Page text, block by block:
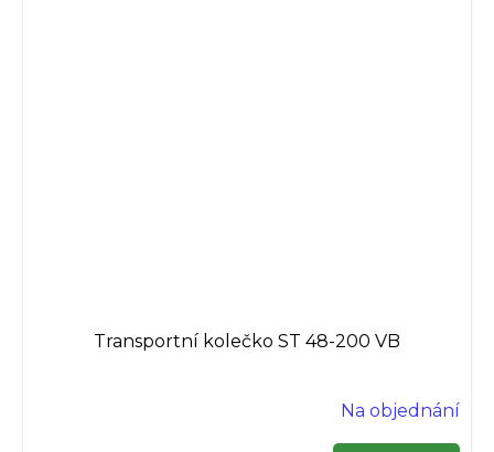
Transportní kolečko ST 48-200 VB
Na objednání